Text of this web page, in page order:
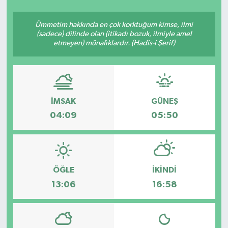
Ümmetim hakkında en çok korktuğum kimse, ilmi
(sadece) dilinde olan (itikadı bozuk, ilmiyle amel
etmeyen) münafıklardır. (Hadis-i Şerif)
İMSAK
04:09
GÜNEŞ
05:50
ÖĞLE
13:06
İKINDI
16:58
ŞİRKET PANO